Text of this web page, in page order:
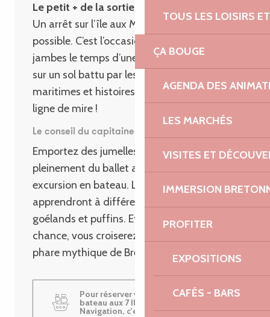
TOUS LES LOISIRS
ÇA BOUGE
AGENDA DES
LES MARCHÉS
VISITES ET
IMMERSION
PROFITER
EXPOSITIONS
CAFÉS - BARS
Le petit + de la sortie bateau :
Un arrêt sur l’île aux Moines est parfois
possible. C’est l’occasion de se dégourdir les
jambes le temps d’une petite randonnée,
sur un sol battu par les vents. Les légendes
maritimes et histoires de corsaires sont en
ligne de mire !
Le conseil du capitaine :
Emportez des jumelles pour profiter
pleinement du ballet aérien lors de votre
excursion en bateau. Les guides à bord vous
apprendront à différencier sternes,
goélands et puffins. Et avec un peu de
chance, vous croiserez la silhouette d’un
phare mythique de Bretagne !
Pour réserver votre balade en
bateau aux 7 Iles avec Armor
Navigation, c'est par ici !